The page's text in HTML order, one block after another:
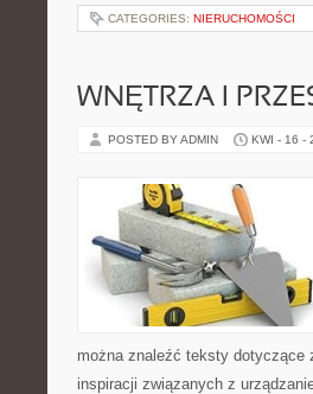
CATEGORIES: NIERUCHOMOŚCI
WNĘTRZA I
POSTED BY ADMIN KWI - 16 -
można znaleźć teksty dotyczące
inspiracji związanych z